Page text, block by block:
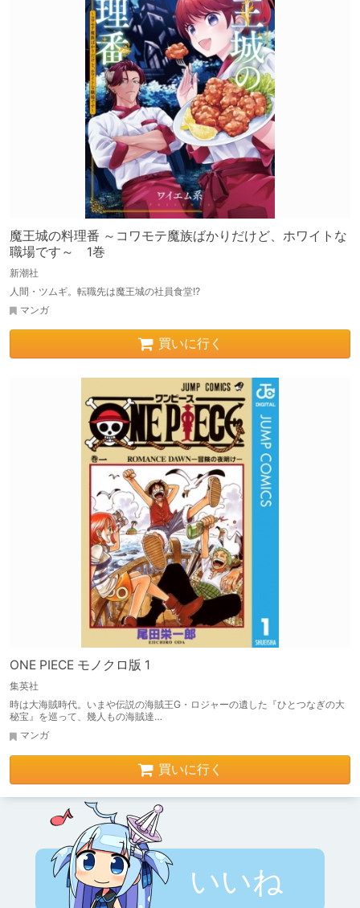
魔王城の料理番 ～コワモテ魔族ばかりだけど、ホワイトな
職場です～ 1巻
新潮社
人間・ツムギ。転職先は魔王城の社員食堂!?
マンガ
買いに行く
ONE PIECE モノクロ版 1
集英社
時は大海賊時代。いまや伝説の海賊王G・ロジャーの遺した『ひとつなぎの大
秘宝』を巡って、幾人もの海賊達…
マンガ
買いに行く
いいね